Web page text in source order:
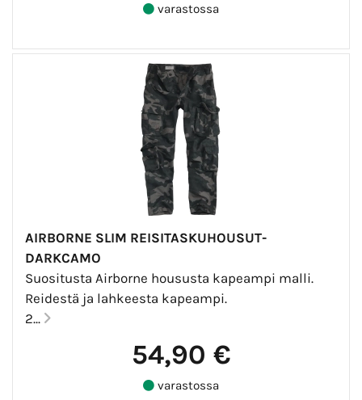
varastossa
AIRBORNE SLIM REISITASKUHOUSUT-
DARKCAMO
Suositusta Airborne housusta kapeampi malli.
Reidestä ja lahkeesta kapeampi.
2...
54,90 €
varastossa